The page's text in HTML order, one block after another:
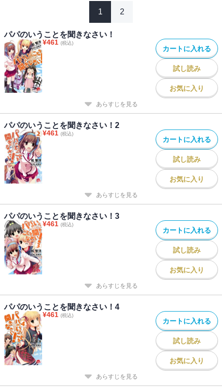
1 2
パパのいうことを聞きなさい！
¥461 (税込)
カートに入れる
試し読み
お気に入り
あらすじを見る
パパのいうことを聞きなさい！2
¥461 (税込)
カートに入れる
試し読み
お気に入り
あらすじを見る
パパのいうことを聞きなさい！3
¥461 (税込)
カートに入れる
試し読み
お気に入り
あらすじを見る
パパのいうことを聞きなさい！4
¥461 (税込)
カートに入れる
試し読み
お気に入り
あらすじを見る